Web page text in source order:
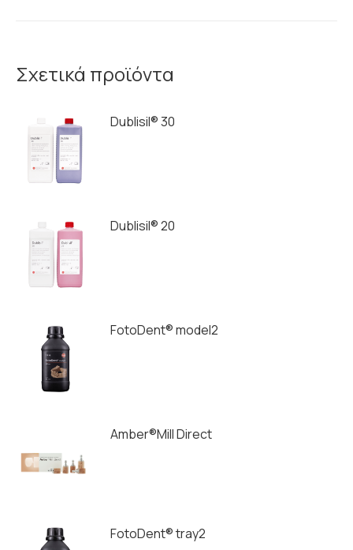
Σχετικά προϊόντα
Dublisil® 30
Dublisil® 20
FotoDent® model2
Amber®Mill Direct
FotoDent® tray2